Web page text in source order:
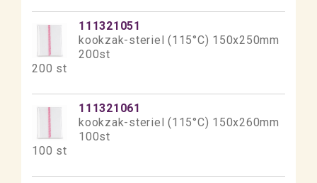
111321051
kookzak-steriel (115°C) 150x250mm
200st
200 st
111321061
kookzak-steriel (115°C) 150x260mm
100st
100 st